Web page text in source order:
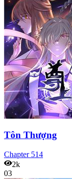
Tôn Thượng
Chapter 514
2k
03